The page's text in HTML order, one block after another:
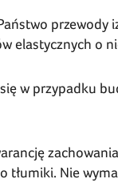
elastycznych o
w przypadku
tłumiki. Nie